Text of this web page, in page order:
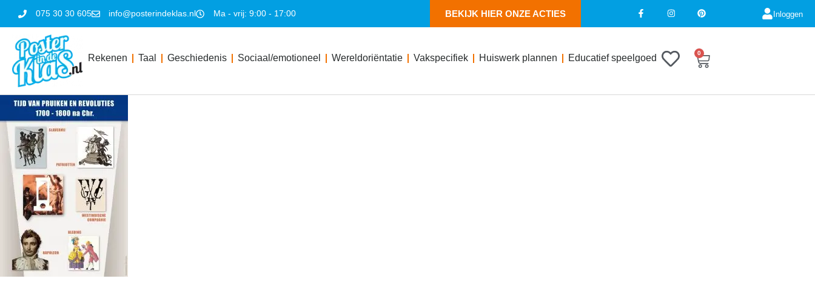
075 30 30 605 info@posterindeklas.nl Ma - vrij: 9:00 - 17:00 BEKIJK HIER ONZE ACTIES Inloggen
Rekenen Taal Geschiedenis Sociaal/emotioneel Wereldoriëntatie Vakspecifiek Huiswerk plannen Educatief speelgoed 0